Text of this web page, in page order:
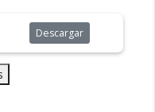
Descargar
total.